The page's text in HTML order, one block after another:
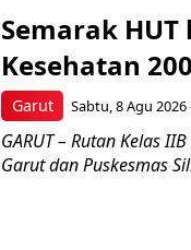
Garut
Semarak
Kesehatan
Sabtu, 8 Agu 2026
GARUT – Rutan Kelas
Garut dan Puskesmas